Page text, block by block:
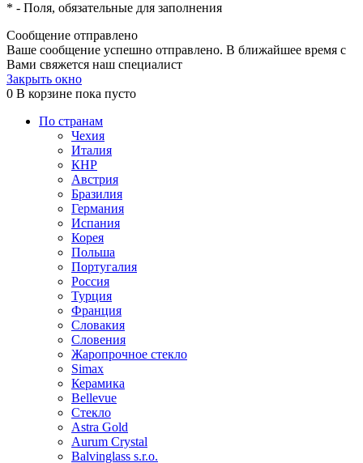
* - Поля, обязательные для заполнения
Сообщение отправлено
Ваше сообщение успешно отправлено. В ближайшее время с
Вами свяжется наш специалист
Закрыть окно
0 В корзине пока пусто
По странам
Чехия
Италия
КНР
Австрия
Бразилия
Германия
Испания
Корея
Польша
Португалия
Россия
Турция
Франция
Словакия
Словения
Жаропрочное стекло
Simax
Керамика
Bellevue
Стекло
Astra Gold
Aurum Crystal
Balvinglass s.r.o.